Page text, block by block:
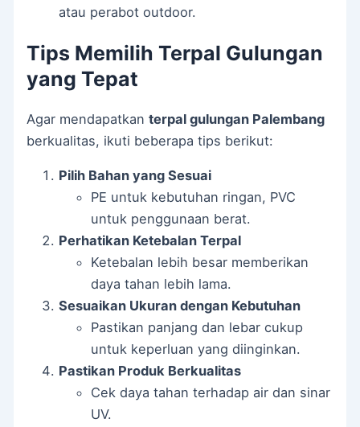
atau perabot outdoor.
Tips Memilih Terpal Gulungan
yang Tepat
Agar mendapatkanterpal gulungan Palembang
berkualitas, ikuti beberapa tips berikut:
Pilih Bahan yang Sesuai
PE untuk kebutuhan ringan, PVC
untuk penggunaan berat.
Perhatikan Ketebalan Terpal
Ketebalan lebih besar memberikan
daya tahan lebih lama.
Sesuaikan Ukuran dengan Kebutuhan
Pastikan panjang dan lebar cukup
untuk keperluan yang diinginkan.
Pastikan Produk Berkualitas
Cek daya tahan terhadap air dan sinar
UV.